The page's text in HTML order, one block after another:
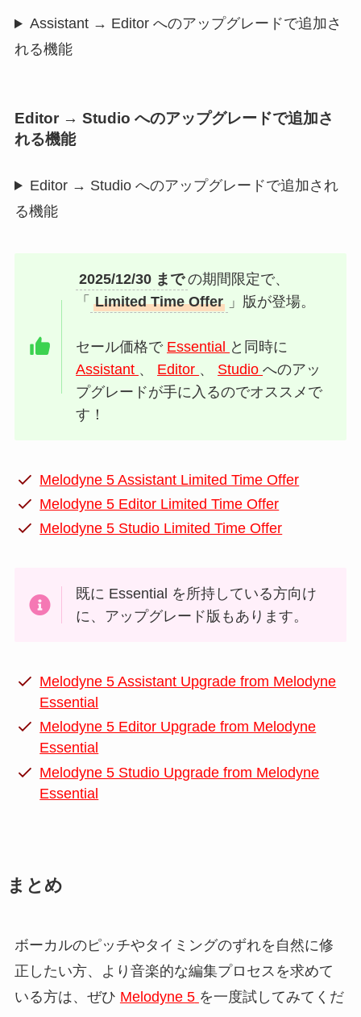
Assistant → Editor へのアップグレードで追加さ
れる機能
Editor → Studio へのアップグレードで追加さ
れる機能
Editor → Studio へのアップグレードで追加され
る機能
2025/12/30 まで の期間限定で、
「
Limited Time Offer 」版が登場。
セール価格で Essential と同時に
Assistant 、 Editor 、 Studioへのアッ
プグレードが手に入るのでオススメで
す！
Melodyne 5 Assistant Limited Time Offer
Melodyne 5 Editor Limited Time Offer
Melodyne 5 Studio Limited Time Offer
既に Essential を所持している方向け
に、アップグレード版もあります。
Melodyne 5 Assistant Upgrade from Melodyne
Essential
Melodyne 5 Editor Upgrade from Melodyne
Essential
Melodyne 5 Studio Upgrade from Melodyne
Essential
まとめ
ボーカルのピッチやタイミングのずれを自然に修
正したい方、より音楽的な編集プロセスを求めて
いる方は、ぜひ Melodyne 5 を一度試してみてくだ